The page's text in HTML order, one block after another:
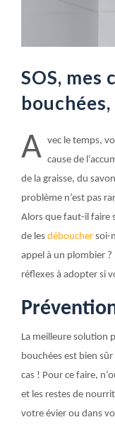
SOS,
A vec le temps,
cause de
de la graisse, du
problème n’est pas
Alors que faut-il faire
de les déboucher soi-
appel à un plombier ?
réflexes à adopter si
La meilleure solution
bouchées est bien
cas ! Pour ce faire,
et les restes de
votre évier ou dans